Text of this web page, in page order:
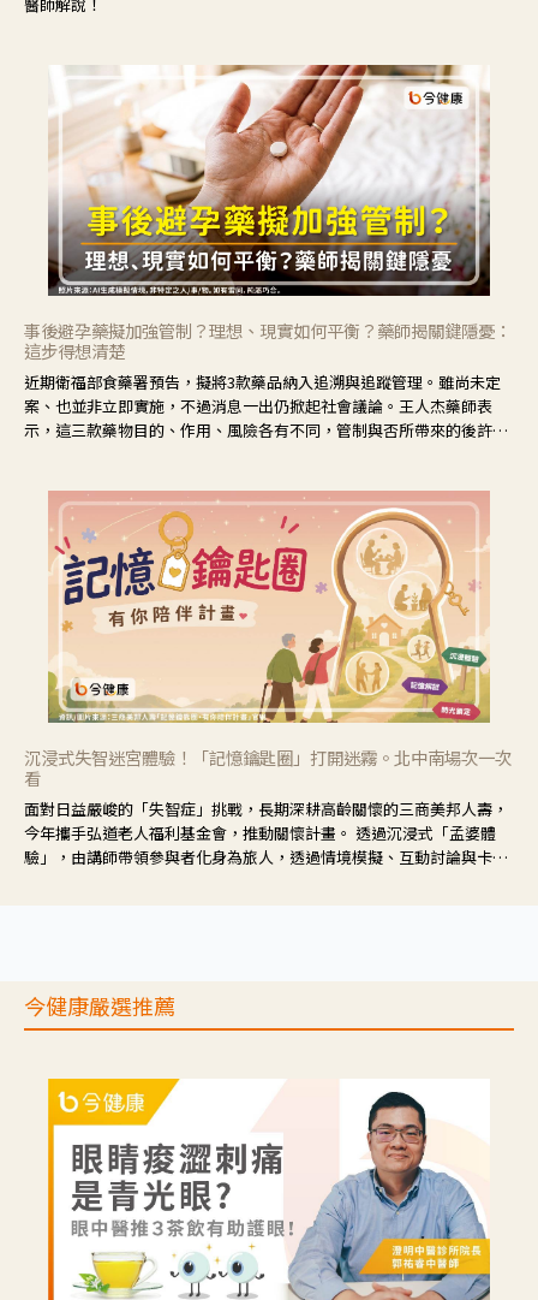
事後避孕藥擬加強管制？理想、現實如何平衡？藥師揭關鍵隱憂：
這步得想清楚
近期衛福部食藥署預告，擬將3款藥品納入追溯與追蹤管理。雖尚未定
案、也並非立即實施，不過消息一出仍掀起社會議論。王人杰藥師表
示，這三款藥物目的、作用、風險各有不同，管制與否所帶來的後許影
沉浸式失智迷宮體驗！「記憶鑰匙圈」打開迷霧。北中南場次一次
看
面對日益嚴峻的「失智症」挑戰，長期深耕高齡關懷的三商美邦人壽，
今年攜手弘道老人福利基金會，推動關懷計畫。 透過沉浸式「孟婆體
驗」，由講師帶領參與者化身為旅人，透過情境模擬、互動討論與卡牌
今健康嚴選推薦